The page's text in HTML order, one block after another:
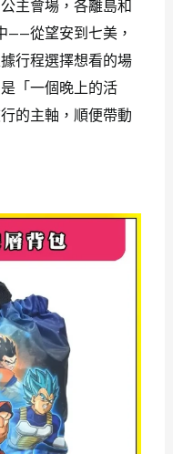
主會場，各離島和
——從望安到七美，
行程選擇想看的場
「一個晚上的活
的主軸，順便帶動